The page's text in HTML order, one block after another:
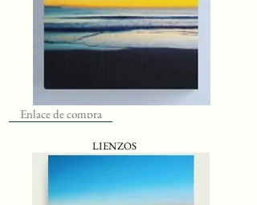
Enlace de compra
LIENZOS